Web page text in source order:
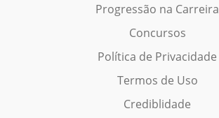
Progressão na Carreira
Concursos
Política de Privacidade
Termos de Uso
Crediblidade